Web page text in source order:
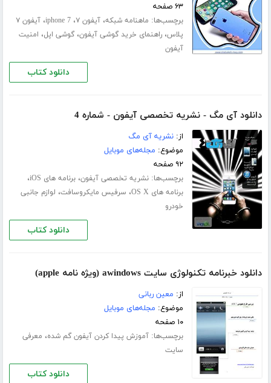
۶۳ صفحه
برچسب‌ها: ماهنامه شبکه،آیفون ۷ ،iphone 7،
آیفون ۷
پلاس،راهنمای خرید گوشی آیفون،گوشی اپل، امنیت
آیفون
دانلود کتاب
دانلود آی مگ - نشریه تخصصی آیفون - شماره 4
از:نشریه آی مگ
موضوع: مجله‌های موبایل
۹۲ صفحه
برچسب‌ها:نشریه تخصصی آیفون،برنامه های iOS ،
برنامه های OS X ، سرفیس مایکروسافت، لوازم جانبی
خودرو
دانلود کتاب
دانلود خبرنامه تکنولوژی سایت awindows (ویژه نامه apple)
از: معین ربانی
موضوع: مجله‌های موبایل
۱۰ صفحه
برچسب‌ها:آموزش پیدا کردن آیفون گم شده، معرفی
سایت
دانلود کتاب